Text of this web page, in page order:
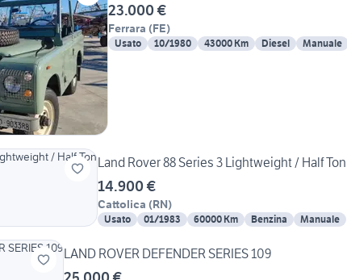
23.000 €
Ferrara (FE)
Usato 10/1980 43000 Km Diesel Manuale
Land Rover 88 Series 3 Lightweight / Half Ton
14.900 €
Cattolica (RN)
Usato 01/1983 60000 Km Benzina Manuale
LAND ROVER DEFENDER SERIES 109